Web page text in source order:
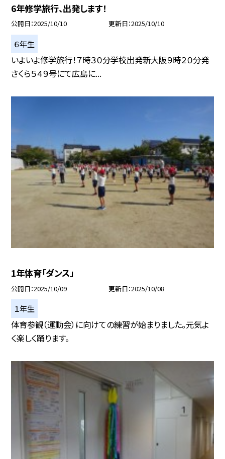
6年修学旅行、出発します！
公開日 2025/10/10 更新日 2025/10/10
６年生
いよいよ修学旅行！７時３０分学校出発新大阪９時２０分発
さくら５４９号にて広島に...
1年体育「ダンス」
公開日 2025/10/09 更新日 2025/10/08
１年生
体育参観（運動会）に向けての練習が始まりました。元気よ
く楽しく踊ります。